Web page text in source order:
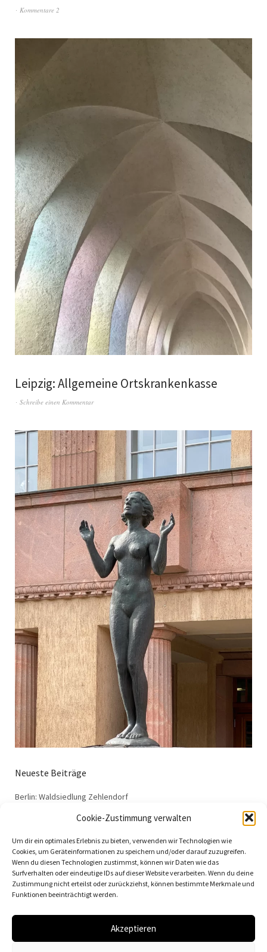
Cookie-Zustimmung verwalten
Um dir ein optimales Erlebnis zu bieten, verwenden wir Technologien wie
Cookies, um Geräteinformationen zu speichern und/oder darauf zuzugreifen.
Wenn du diesen Technologien zustimmst, können wir Daten wie das
Surfverhalten oder eindeutige IDs auf dieser Website verarbeiten. Wenn du deine
Zustimmung nicht erteilst oder zurückziehst, können bestimmte Merkmale und
Funktionen beeinträchtigt werden.
Akzeptieren
Kommentare 2
Leipzig: Allgemeine Ortskrankenkasse
Schreibe einen Kommentar
Neueste Beiträge
Berlin: Waldsiedlung Zehlendorf
Dessau: Haus Anton
Dessau: Arbeitsamt
Dessau: 100 Jahre Bauhaus